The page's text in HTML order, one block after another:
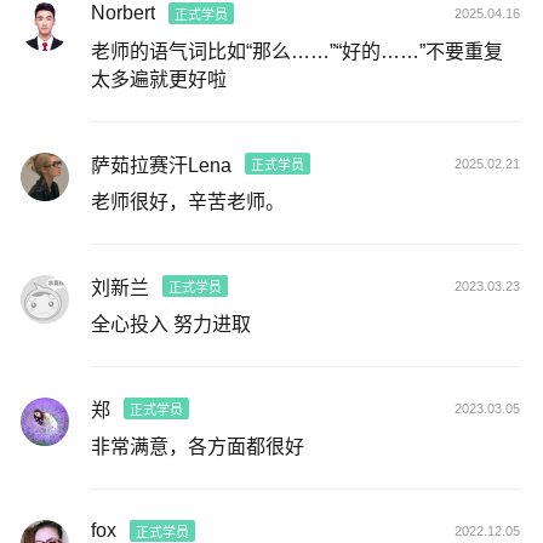
Norbert 正式学员 2025.04.16
老师的语气词比如“那么……”“好的……”不要重复
太多遍就更好啦
萨茹拉赛汗Lena 正式学员 2025.02.21
老师很好，辛苦老师。
刘新兰 正式学员 2023.03.23
全心投入 努力进取
郑 正式学员 2023.03.05
非常满意，各方面都很好
fox 正式学员 2022.12.05